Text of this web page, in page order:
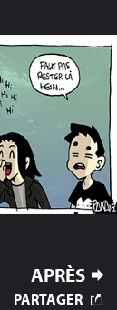
APRÈS
PARTAGER